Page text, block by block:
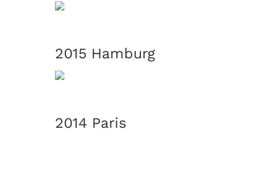
2015 Hamburg
2014 Paris